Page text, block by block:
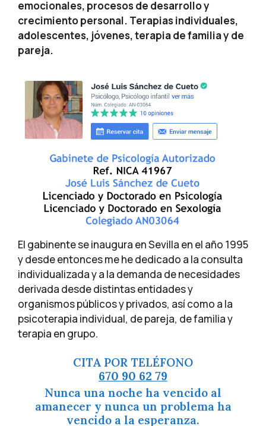
emocionales, procesos de desarrollo y
crecimiento personal. Terapias individuales,
adolescentes, jóvenes, terapia de familia y de
pareja.
El gabinente se inaugura en Sevilla en el año 1995
y desde entonces me he dedicado a la consulta
individualizada y a la demanda de necesidades
derivada desde distintas entidades y
organismos públicos y privados, así como a la
psicoterapia individual, de pareja, de familia y
terapia en grupo.
CITA POR TELÉFONO
670 90 62 79
Nunca una noche ha vencido al
amanecer y nunca un problema ha
vencido a la esperanza.